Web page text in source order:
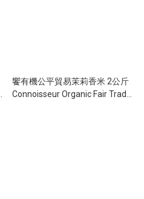
饗有機公平貿易茉莉香米 2公斤
Connoisseur Organic Fair Trade